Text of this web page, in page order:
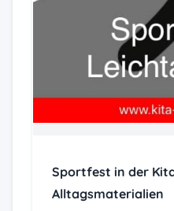
Sportfest in der
Alltagsmaterialien